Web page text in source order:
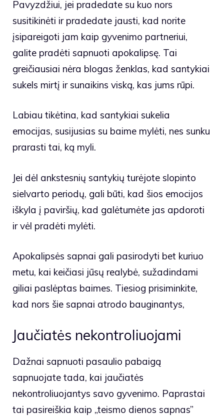
Pavyzdžiui, jei pradedate su kuo nors
susitikinėti ir pradedate jausti, kad norite
įsipareigoti jam kaip gyvenimo partneriui,
galite pradėti sapnuoti apokalipsę. Tai
greičiausiai nėra blogas ženklas, kad santykiai
sukels mirtį ir sunaikins viską, kas jums rūpi.
Labiau tikėtina, kad santykiai sukelia
emocijas, susijusias su baime mylėti, nes sunku
prarasti tai, ką myli.
Jei dėl ankstesnių santykių turėjote slopinto
sielvarto periodų, gali būti, kad šios emocijos
iškyla į paviršių, kad galėtumėte jas apdoroti
ir vėl pradėti mylėti.
Apokalipsės sapnai gali pasirodyti bet kuriuo
metu, kai keičiasi jūsų realybė, sužadindami
giliai paslėptas baimes. Tiesiog prisiminkite,
kad nors šie sapnai atrodo bauginantys,
Jaučiatės nekontroliuojami
Dažnai sapnuoti pasaulio pabaigą
sapnuojate tada, kai jaučiatės
nekontroliuojantys savo gyvenimo. Paprastai
tai pasireiškia kaip „teismo dienos sapnas”